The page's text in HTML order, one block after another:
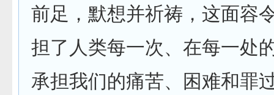
前足，默想并祈祷，这面
担了人类每一次、在每一处
承担我们的痛苦、困难和罪